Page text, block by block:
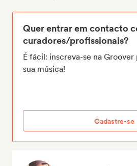
Quer entrar em contacto
curadores/profissionais?
É fácil: inscreva-se na Groover
sua música!
Cadastre-se